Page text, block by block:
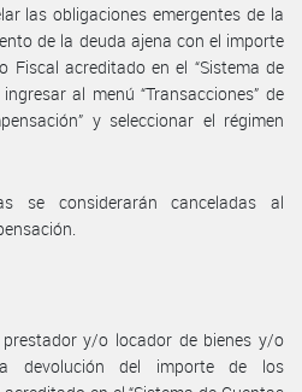
las obligaciones emergentes de la
de la deuda ajena con el importe
Fiscal acreditado en el “Sistema de
al menú “Transacciones” de
y seleccionar el régimen
se considerarán canceladas al
prestador y/o locador de bienes y/o
devolución del importe de los